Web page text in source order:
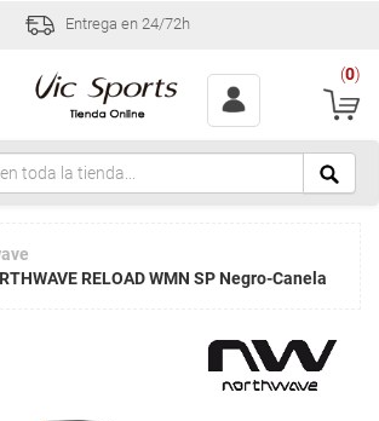
Entrega en 24/72h
(0)
RELOAD WMN SP Negro-Canela